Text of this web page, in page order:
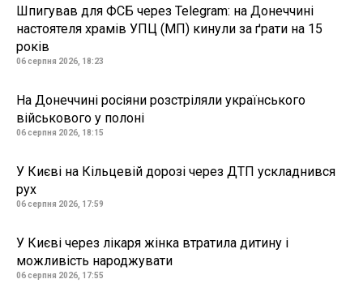
Шпигував для ФСБ через Telegram: на Донеччині
настоятеля храмів УПЦ (МП) кинули за ґрати на 15
років
06 серпня 2026, 18:23
На Донеччині росіяни розстріляли українського
військового у полоні
06 серпня 2026, 18:15
У Києві на Кільцевій дорозі через ДТП ускладнився
рух
06 серпня 2026, 17:59
У Києві через лікаря жінка втратила дитину і
можливість народжувати
06 серпня 2026, 17:55